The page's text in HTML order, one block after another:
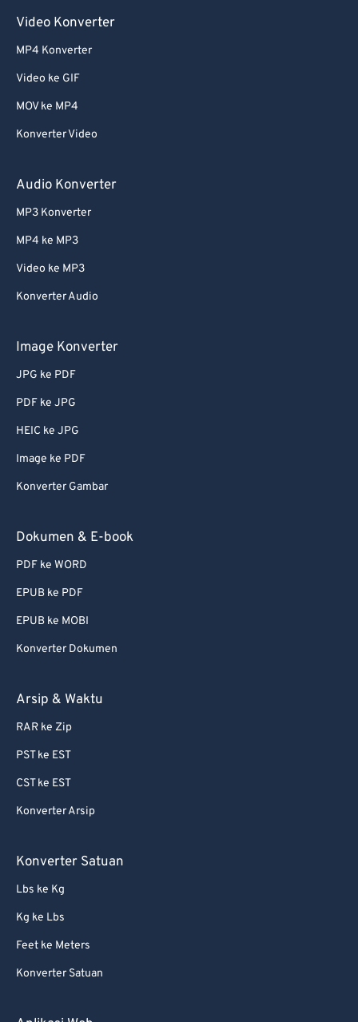
Video Konverter
MP4 Konverter
Video ke GIF
MOV ke MP4
Konverter Video
Audio Konverter
MP3 Konverter
MP4 ke MP3
Video ke MP3
Konverter Audio
Image Konverter
JPG ke PDF
PDF ke JPG
HEIC ke JPG
Image ke PDF
Konverter Gambar
Dokumen & E-book
PDF ke WORD
EPUB ke PDF
EPUB ke MOBI
Konverter Dokumen
Arsip & Waktu
RAR ke Zip
PST ke EST
CST ke EST
Konverter Arsip
Konverter Satuan
Lbs ke Kg
Kg ke Lbs
Feet ke Meters
Konverter Satuan